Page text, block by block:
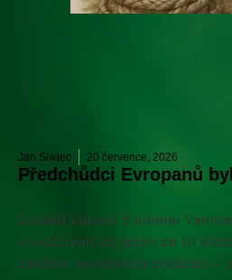
Jan Siwiec 20 července, 2026
Předchůdci Evropanů
Dealeři konopí z kmenu
považován za jeden ze tří
založily evropskou civilizaci –